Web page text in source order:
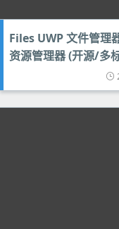
Files UWP 文件管理
资源管理器 (开源/多